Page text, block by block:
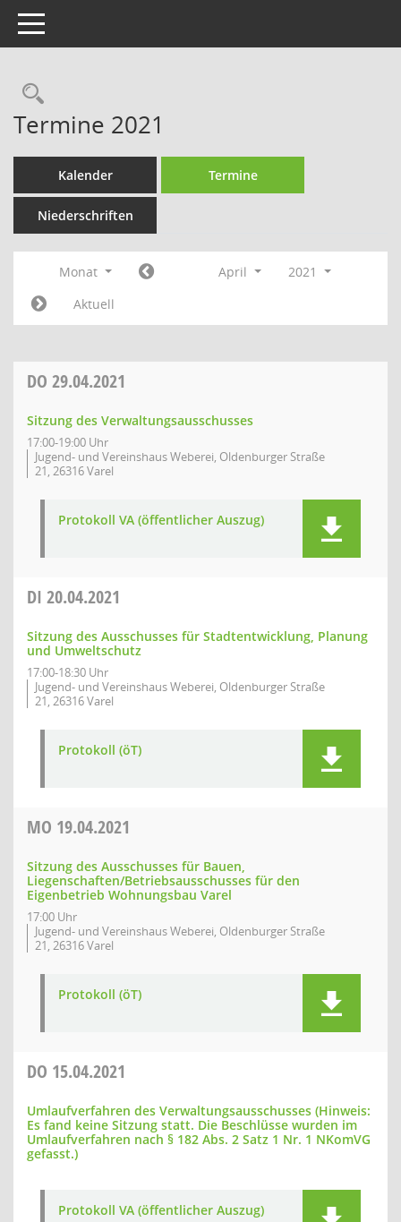
Toggle navigation
Rechercheauswahl
Termine 2021
Kalender Termine
Niederschriften
Monat April
2021
Aktuell
DO 29.04.2021
Sitzung des Verwaltungsausschusses
17:00-19:00 Uhr
Jugend- und Vereinshaus Weberei, Oldenburger Straße
21, 26316 Varel
Protokoll VA (öffentlicher Auszug)
DI 20.04.2021
Sitzung des Ausschusses für Stadtentwicklung, Planung
und Umweltschutz
17:00-18:30 Uhr
Jugend- und Vereinshaus Weberei, Oldenburger Straße
21, 26316 Varel
Protokoll (öT)
MO 19.04.2021
Sitzung des Ausschusses für Bauen,
Liegenschaften/Betriebsausschusses für den
Eigenbetrieb Wohnungsbau Varel
17:00 Uhr
Jugend- und Vereinshaus Weberei, Oldenburger Straße
21, 26316 Varel
Protokoll (öT)
DO 15.04.2021
Umlaufverfahren des Verwaltungsausschusses (Hinweis:
Es fand keine Sitzung statt. Die Beschlüsse wurden im
Umlaufverfahren nach § 182 Abs. 2 Satz 1 Nr. 1 NKomVG
gefasst.)
Protokoll VA (öffentlicher Auszug)